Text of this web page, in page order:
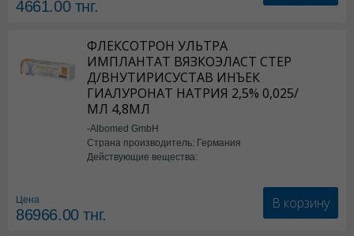
4661.00тнг.
ФЛЕКСОТРОН УЛЬТРА
ИМПЛАНТАТ ВЯЗКОЭЛАСТ СТЕР
Д/ВНУТИРИСУСТАВ ИНЪЕК
ГИАЛУРОНАТ НАТРИЯ 2,5% 0,025/
МЛ 4,8МЛ
-Albomed GmbH
Страна производитель: Германия
Действующие вещества:
Цена
86966.00тнг.
В корзину